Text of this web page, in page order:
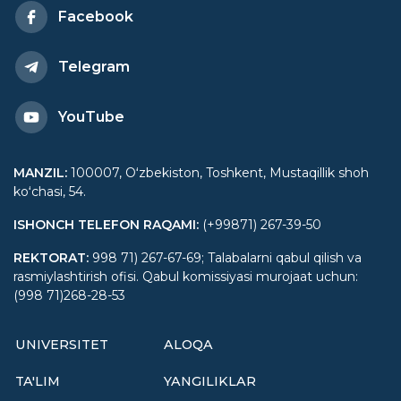
Facebook
Telegram
YouTube
MANZIL: 100007, Oʻzbekiston, Toshkent, Mustaqillik shoh
koʻchasi, 54.
ISHONCH TELEFON RAQAMI: (+99871) 267-39-50
REKTORAT: 998 71) 267-67-69; Talabalarni qabul qilish va
rasmiylashtirish ofisi. Qabul komissiyasi murojaat uchun:
(998 71)268-28-53
UNIVERSITET
TA'LIM
ALOQA
YANGILIKLAR